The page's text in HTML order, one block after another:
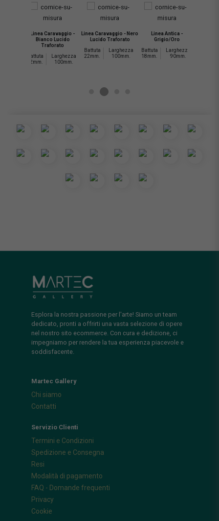
Esplora la nostra passione per l'arte! Siamo un team
dedicato, pronti a offrirti una vasta selezione di opere
nel nostro sito ecommerce. Con cura e dedizione, ci
impegniamo per rendere la tua esperienza piacevole e
soddisfacente.
Martec Gallery
Chi siamo
Contatti
Servizio Clienti
Termini e Condizioni
Spedizione e Consegna
Resi
Modalità di pagamento
FAQ - Domande frequenti
Privacy
Cookie